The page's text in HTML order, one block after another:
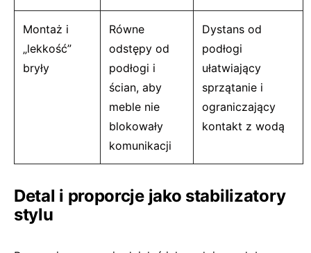
Montaż i
„lekkość”
bryły
Równe
odstępy od
podłogi i
ścian, aby
meble nie
blokowały
komunikacji
Dystans od
podłogi
ułatwiający
sprzątanie i
ograniczający
kontakt z wodą
Detal i proporcje jako stabilizatory
stylu